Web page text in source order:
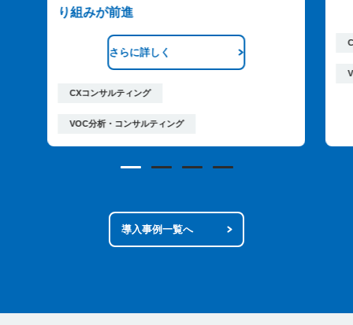
り組みが前進
さらに詳しく
CXコンサルティング
VOC分析・コンサルティング
導入事例一覧へ